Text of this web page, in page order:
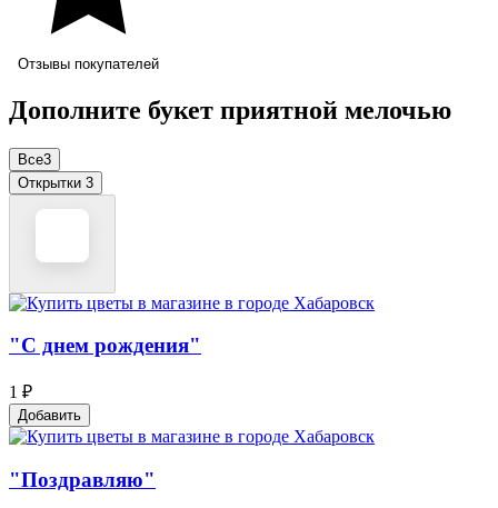
Отзывы покупателей
Дополните букет приятной мелочью
Все3
Открытки 3
"С днем рождения"
1 ₽
Добавить
"Поздравляю"